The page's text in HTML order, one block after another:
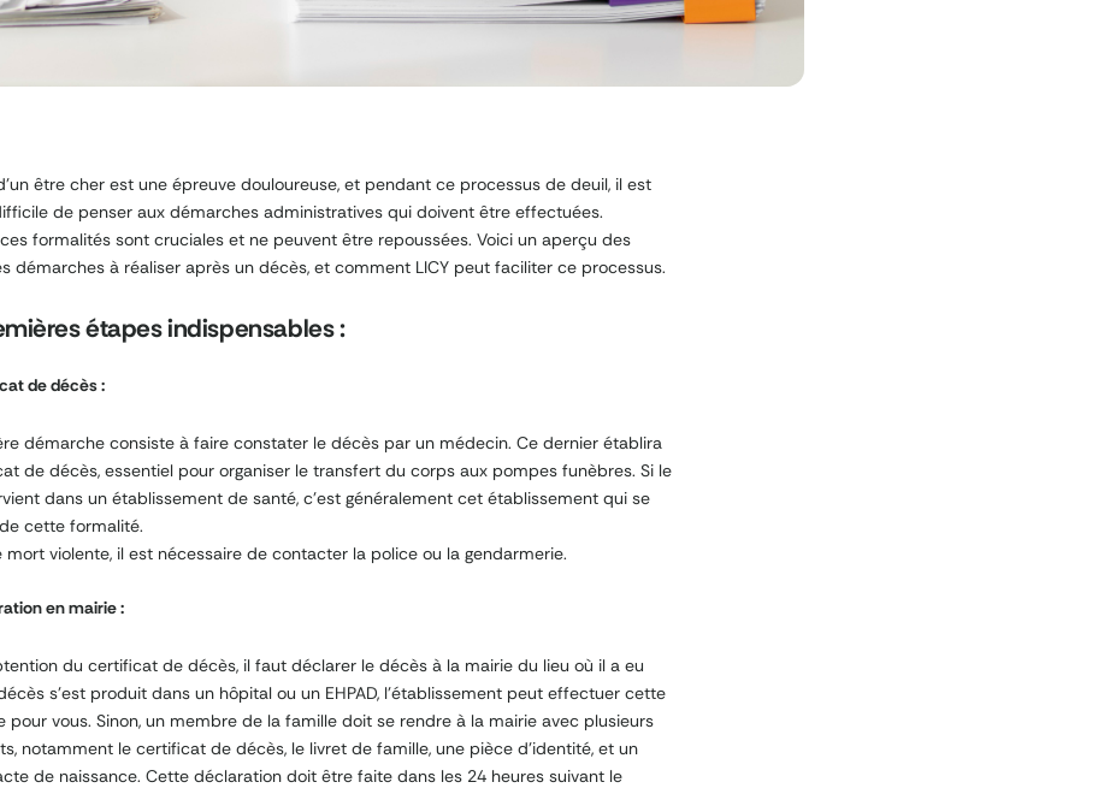
être cher est une épreuve douloureuse, et pendant ce processus de deuil, il est
de penser aux démarches administratives qui doivent être effectuées.
formalités sont cruciales et ne peuvent être repoussées. Voici un aperçu des
démarches à réaliser après un décès, et comment LICY peut faciliter ce processus.
étapes indispensables :
de décès :
démarche consiste à faire constater le décès par un médecin. Ce dernier établira
de décès, essentiel pour organiser le transfert du corps aux pompes funèbres. Si le
dans un établissement de santé, c’est généralement cet établissement qui se
cette formalité.
mort violente, il est nécessaire de contacter la police ou la gendarmerie.
en mairie :
du certificat de décès, il faut déclarer le décès à la mairie du lieu où il a eu
s’est produit dans un hôpital ou un EHPAD, l’établissement peut effectuer cette
pour vous. Sinon, un membre de la famille doit se rendre à la mairie avec plusieurs
notamment le certificat de décès, le livret de famille, une pièce d’identité, et un
de naissance. Cette déclaration doit être faite dans les 24 heures suivant le